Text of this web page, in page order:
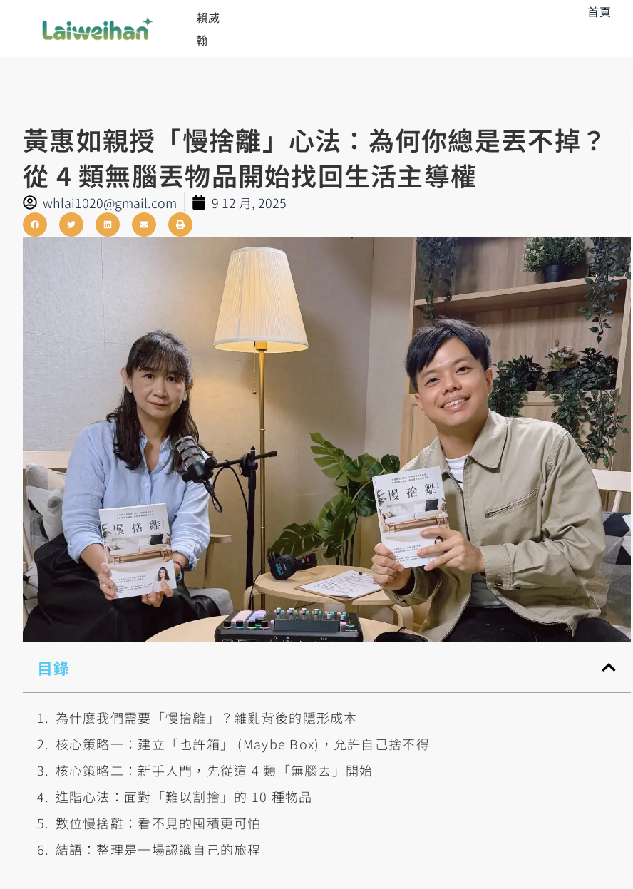
賴威
翰
首頁
黃惠如親授「慢捨離」心法：為何你總是丟不掉？
從 4 類無腦丟物品開始找回生活主導權
whlai1020@gmail.com 9 12 月, 2025
目錄
為什麼我們需要「慢捨離」？雜亂背後的隱形成本
核心策略一：建立「也許箱」 (Maybe Box)，允許自己捨不得
核心策略二：新手入門，先從這 4 類「無腦丟」開始
進階心法：面對「難以割捨」的 10 種物品
數位慢捨離：看不見的囤積更可怕
結語：整理是一場認識自己的旅程